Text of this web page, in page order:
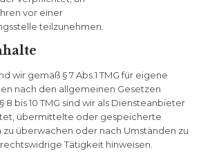
vor einer
teilzunehmen.
wir gemäß § 7 Abs.1 TMG für eigene
nach den allgemeinen Gesetzen
8 bis 10 TMG sind wir als Diensteanbieter
übermittelte oder gespeicherte
überwachen oder nach Umständen zu
Tätigkeit hinweisen.